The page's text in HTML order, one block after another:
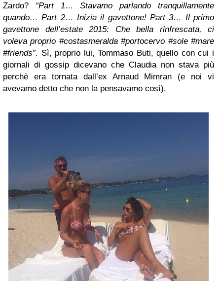
Zardo? “Part 1… Stavamo parlando tranquillamente
quando… Part 2… Inizia il gavettone! Part 3… Il primo
gavettone dell’estate 2015: Che bella rinfrescata, ci
voleva proprio #costasmeralda #portocervo #sole #mare
#friends”. Sì, proprio lui, Tommaso Buti, quello con cui i
giornali di gossip dicevano che Claudia non stava più
perchè era tornata dall’ex Arnaud Mimran (e noi vi
avevamo detto che non la pensavamo così).